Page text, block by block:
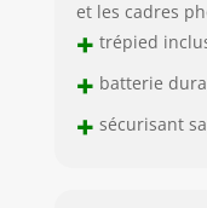
et les cadres
+ trépied
+ batterie
+ sécurisant